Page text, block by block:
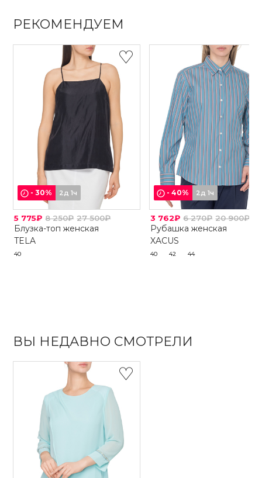
РЕКОМЕНДУЕМ
-30% 2д 1ч
5 775₽ 8 250₽ 27 500₽
Блузка-топ женская
TELA
40
-40% 2д 1ч
3 762₽ 6 270₽ 20 900₽
Рубашка женская
XACUS
40 42 44
ВЫ НЕДАВНО СМОТРЕЛИ